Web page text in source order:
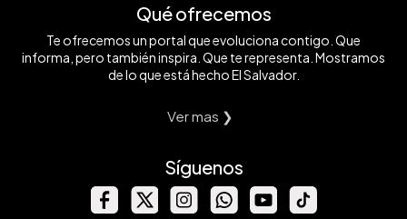
Qué ofrecemos
Te ofrecemos un portal que evoluciona contigo. Que
informa, pero también inspira. Que te representa. Mostramos
de lo que está hecho El Salvador.
Ver mas ❯
Síguenos